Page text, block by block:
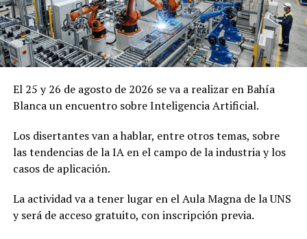
El 25 y 26 de agosto de 2026 se va a realizar en Bahía
Blanca un encuentro sobre Inteligencia Artificial.
Los disertantes van a hablar, entre otros temas, sobre
las tendencias de la IA en el campo de la industria y los
casos de aplicación.
La actividad va a tener lugar en el Aula Magna de la UNS
y será de acceso gratuito, con inscripción previa.